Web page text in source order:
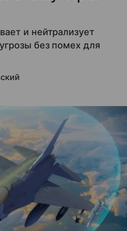
и нейтрализует
без помех для